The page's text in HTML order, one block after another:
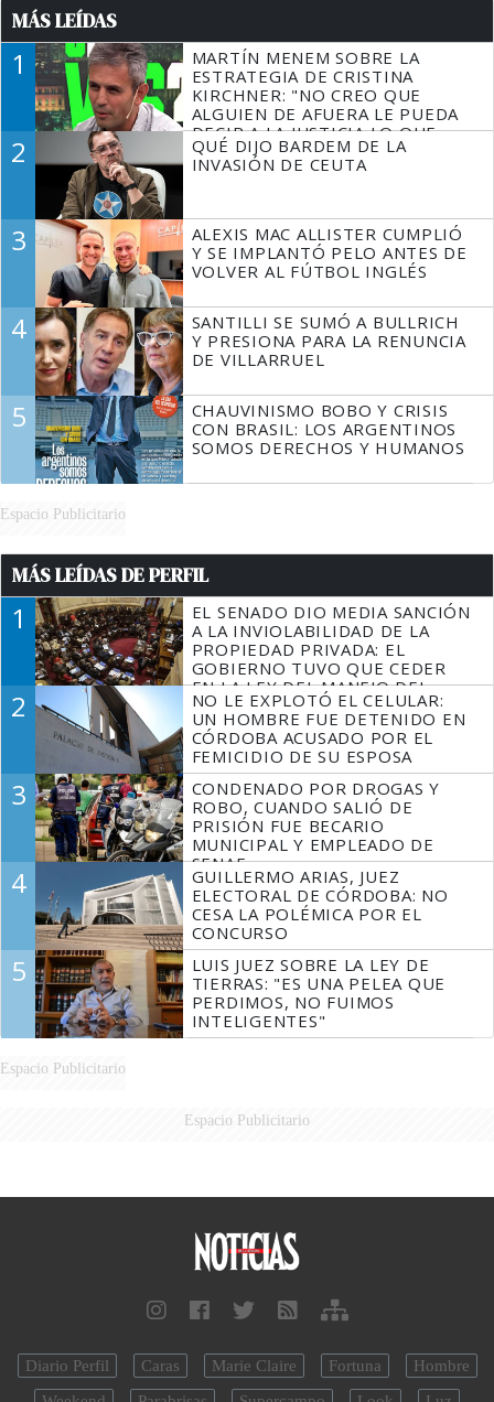
MÁS LEÍDAS
1
MARTÍN MENEM SOBRE LA
ESTRATEGIA DE CRISTINA
KIRCHNER: "NO CREO QUE
ALGUIEN DE AFUERA LE PUEDA
DECIR A LA JUSTICIA LO QUE
TIENE QUE HACER"
2
QUÉ DIJO BARDEM DE LA
INVASIÓN DE CEUTA
3
ALEXIS MAC ALLISTER CUMPLIÓ
Y SE IMPLANTÓ PELO ANTES DE
VOLVER AL FÚTBOL INGLÉS
4
SANTILLI SE SUMÓ A BULLRICH
Y PRESIONA PARA LA RENUNCIA
DE VILLARRUEL
5
CHAUVINISMO BOBO Y CRISIS
CON BRASIL: LOS ARGENTINOS
SOMOS DERECHOS Y HUMANOS
Espacio Publicitario
MÁS LEÍDAS DE PERFIL
1
EL SENADO DIO MEDIA SANCIÓN
A LA INVIOLABILIDAD DE LA
PROPIEDAD PRIVADA: EL
GOBIERNO TUVO QUE CEDER
EN LA LEY DEL MANEJO DEL
FUEGO
2
NO LE EXPLOTÓ EL CELULAR:
UN HOMBRE FUE DETENIDO EN
CÓRDOBA ACUSADO POR EL
FEMICIDIO DE SU ESPOSA
3
CONDENADO POR DROGAS Y
ROBO, CUANDO SALIÓ DE
PRISIÓN FUE BECARIO
MUNICIPAL Y EMPLEADO DE
SENAF
4
GUILLERMO ARIAS, JUEZ
ELECTORAL DE CÓRDOBA: NO
CESA LA POLÉMICA POR EL
CONCURSO
5
LUIS JUEZ SOBRE LA LEY DE
TIERRAS: "ES UNA PELEA QUE
PERDIMOS, NO FUIMOS
INTELIGENTES"
Espacio Publicitario
Espacio Publicitario
Diario Perfil Caras Marie Claire Fortuna
Hombre